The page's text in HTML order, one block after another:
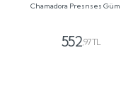
Chamadora Presnses
552,97 TL